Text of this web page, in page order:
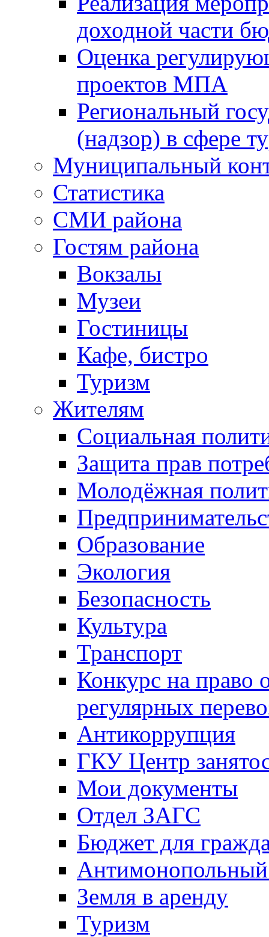
доходной части
Оценка
проектов МПА
Региональный
(надзор) в сфере
Муниципальный
Статистика
СМИ района
Гостям района
Вокзалы
Музеи
Гостиницы
Кафе, бистро
Туризм
Жителям
Социальная
Защита прав
Молодёжная
Образование
Экология
Безопасность
Культура
Транспорт
Конкурс на право
регулярных
Антикоррупция
ГКУ Центр
Мои документы
Отдел ЗАГС
Бюджет для
Антимонопольный
Земля в аренду
Туризм